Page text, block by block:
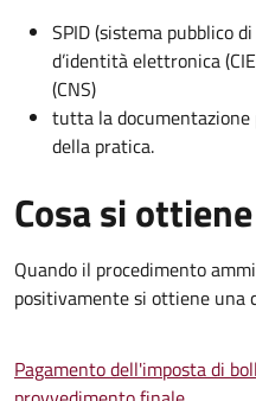
SPID (sistema pubblico
d’identità elettronica
(CNS)
tutta la
della pratica.
Cosa si ottiene
Quando il procedimento
positivamente si ottiene una
Pagamento dell'imposta di